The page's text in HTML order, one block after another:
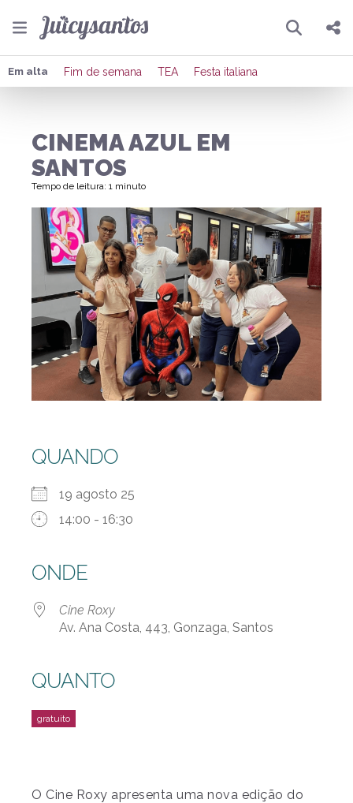
Pesquisar
Compartilhar
Publicar no X
Em alta Fim de semana TEA Festa italiana
CINEMA AZUL EM
SANTOS
Tempo de leitura: 1 minuto
QUANDO
19 agosto 25
14:00 - 16:30
ONDE
Cine Roxy
Av. Ana Costa, 443, Gonzaga, Santos
QUANTO
O Cine Roxy apresenta uma nova edição do